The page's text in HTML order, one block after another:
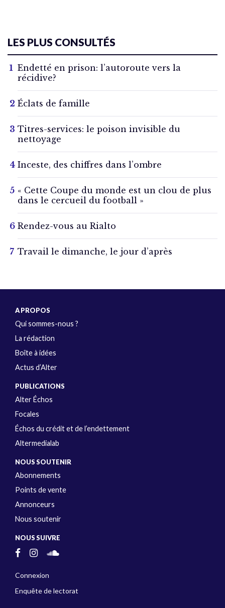
LES PLUS CONSULTÉS
Endetté en prison: l’autoroute vers la
récidive?
Éclats de famille
Titres-services: le poison invisible du
nettoyage
Inceste, des chiffres dans l’ombre
« Cette Coupe du monde est un clou de plus
dans le cercueil du football »
Rendez-vous au Rialto
Travail le dimanche, le jour d’après
A PROPOS
Qui sommes-nous ?
La rédaction
Boîte à idées
Actus d’Alter
PUBLICATIONS
Alter Échos
Focales
Échos du crédit et de l’endettement
Altermedialab
NOUS SOUTENIR
Abonnements
Points de vente
Annonceurs
Nous soutenir
NOUS SUIVRE
Connexion
Enquête de lectorat